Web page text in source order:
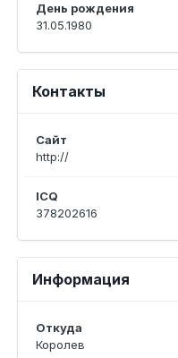
День рождения
31.05.1980
Контакты
Сайт
http://
ICQ
378202616
Информация
Откуда
Королев